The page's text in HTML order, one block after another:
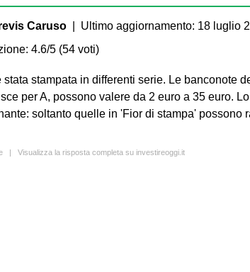
Caruso | Ultimo aggiornamento: 18 luglio
4.6/5 (54 voti)
stata stampata in differenti serie. Le banconote
per A, possono valere da 2 euro a 35 euro.
soltanto quelle in 'Fior di stampa' possono
| Visualizza la risposta completa su investireoggi.it